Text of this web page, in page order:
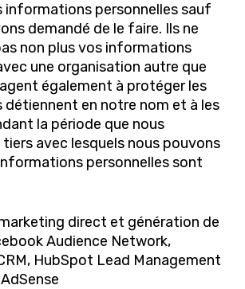
informations personnelles sauf
demandé de le faire. Ils ne
non plus vos informations
une organisation autre que
également à protéger les
détiennent en notre nom et à les
la période que nous
avec lesquels nous pouvons
personnelles sont
direct et génération de
Audience Network,
HubSpot Lead Management